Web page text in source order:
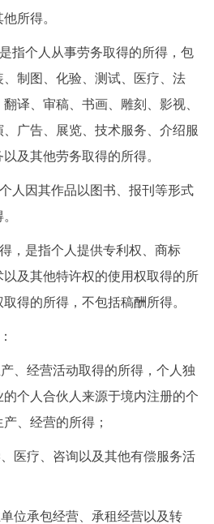
所得。
个人从事劳务取得的所得，包
制图、化验、测试、医疗、法
译、审稿、书画、雕刻、影视、
广告、展览、技术服务、介绍服
及其他劳务取得的所得。
因其作品以图书、报刊等形式
是指个人提供专利权、商标
及其他特许权的使用权取得的所
得的所得，不包括稿酬所得。
经营活动取得的所得，个人独
个人合伙人来源于境内注册的个
、经营的所得；
疗、咨询以及其他有偿服务活
承包经营、承租经营以及转